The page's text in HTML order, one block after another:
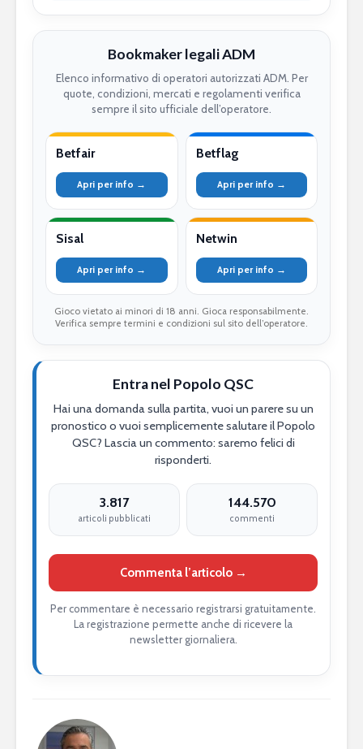
Bookmaker legali ADM
Elenco informativo di operatori autorizzati ADM. Per
quote, condizioni, mercati e regolamenti verifica
sempre il sito ufficiale dell’operatore.
Betfair
Apri per info →
Betflag
Apri per info →
Sisal
Apri per info →
Netwin
Apri per info →
Gioco vietato ai minori di 18 anni. Gioca responsabilmente.
Verifica sempre termini e condizioni sul sito dell’operatore.
Entra nel Popolo QSC
Hai una domanda sulla partita, vuoi un parere su un
pronostico o vuoi semplicemente salutare il Popolo
QSC? Lascia un commento: saremo felici di
risponderti.
3.817
articoli pubblicati
144.570
commenti
Commenta l’articolo →
Per commentare è necessario registrarsi gratuitamente.
La registrazione permette anche di ricevere la
newsletter giornaliera.